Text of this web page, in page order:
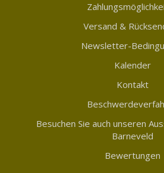
Versand &
Newsletter-
Kalender
Kontakt
Besuchen Sie auch unseren
Barneveld
Bewertungen